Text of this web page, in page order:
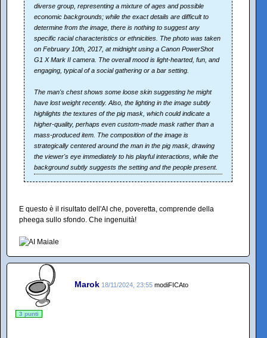
diverse group, representing a mixture of ages and possible
economic backgrounds; while the exact details are difficult to
determine from the image, there is nothing to suggest any
specific racial characteristics or ethnicities. The photo was taken
on February 10th, 2017, at midnight using a Canon PowerShot
G1 X Mark II camera. The overall mood is light-hearted, fun, and
engaging, typical of a social gathering or a bar setting.
The man's chest shows some loose skin suggesting he might
have lost weight recently. Also, the lighting in the image subtly
highlights the textures of the pig mask, which could indicate a
higher-quality, perhaps even custom-made mask rather than a
mass-produced item. The composition of the image is
strategically centered around the man in the pig mask, drawing
the viewer's eye immediately to his playful interactions, while the
background subtly suggests the setting and the people present.
E questo è il risultato dell'AI che, poveretta, comprende della
pheega sullo sfondo. Che ingenuità!
Marok 18/11/2024, 23:55 modiFICAto
3 punti